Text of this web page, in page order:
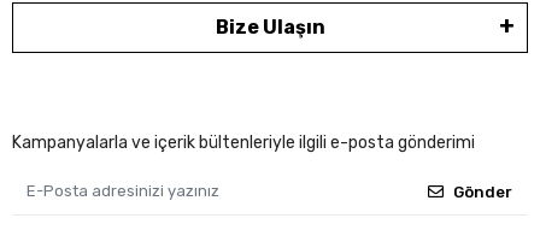
Bize Ulaşın
Kampanyalarla ve içerik bültenleriyle ilgili e-posta gönderimi
Gönder